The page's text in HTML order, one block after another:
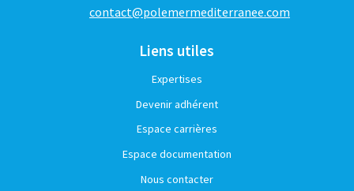
contact@polemermediterranee.com
Liens utiles
Expertises
Devenir adhérent
Espace carrières
Espace documentation
Nous contacter